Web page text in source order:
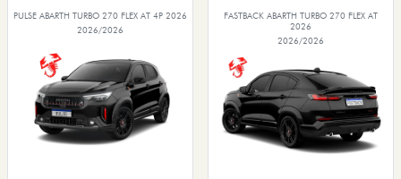
PULSE ABARTH TURBO 270 FLEX AT 4P 2026
2026/2026
FASTBACK ABARTH TURBO 270 FLEX AT
2026
2026/2026